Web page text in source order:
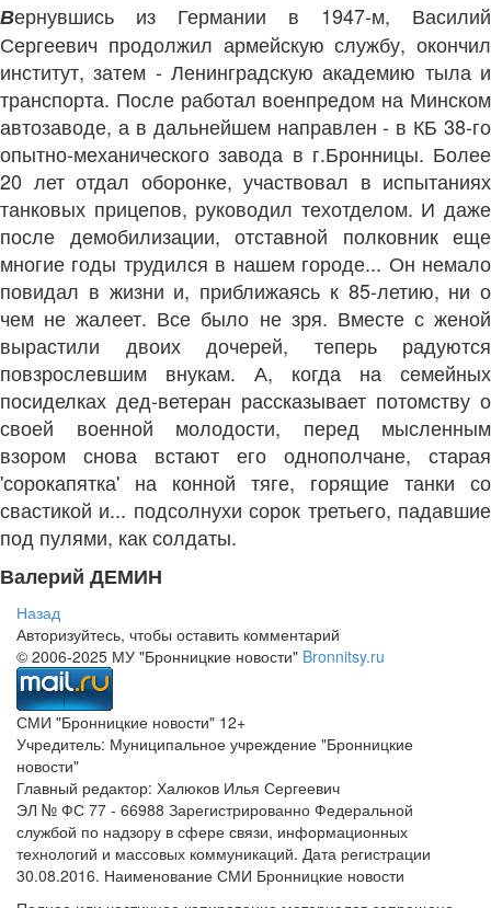
Вернувшись из Германии в 1947-м, Василий
Сергеевич продолжил армейскую службу, окончил
институт, затем - Ленинградскую академию тыла и
транспорта. После работал военпредом на Минском
автозаводе, а в дальнейшем направлен - в КБ 38-го
опытно-механического завода в г.Бронницы. Более
20 лет отдал оборонке, участвовал в испытаниях
танковых прицепов, руководил техотделом. И даже
после демобилизации, отставной полковник еще
многие годы трудился в нашем городе... Он немало
повидал в жизни и, приближаясь к 85-летию, ни о
чем не жалеет. Все было не зря. Вместе с женой
вырастили двоих дочерей, теперь радуются
повзрослевшим внукам. А, когда на семейных
посиделках дед-ветеран рассказывает потомству о
своей военной молодости, перед мысленным
взором снова встают его однополчане, старая
'сорокапятка' на конной тяге, горящие танки со
свастикой и... подсолнухи сорок третьего, падавшие
под пулями, как солдаты.
Валерий ДЕМИН
Назад
Авторизуйтесь, чтобы оставить комментарий
© 2006-2025 МУ "Бронницкие новости" Bronnitsy.ru
СМИ "Бронницкие новости" 12+
Учредитель: Муниципальное учреждение "Бронницкие
новости"
Главный редактор: Халюков Илья Сергеевич
ЭЛ № ФС 77 - 66988 Зарегистрированно Федеральной
службой по надзору в сфере связи, информационных
технологий и массовых коммуникаций. Дата регистрации
30.08.2016. Наименование СМИ Бронницкие новости